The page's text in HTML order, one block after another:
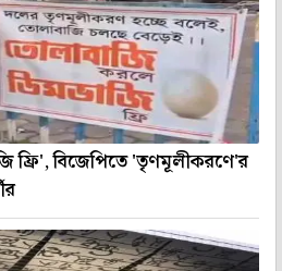
ফ্রি', বিজেপিতে 'তৃণমূলীকরণে'র